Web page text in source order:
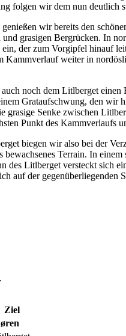
folgen wir dem nun deutlich
wir bereits den
grasigen Bergrücken. In
der zum Vorgipfel hinauf
weiter in
noch dem Litlberget
Grataufschwung, den
grasige Senke zwischen
Punkt des Kammverlaufs
biegen wir also bei der
Terrain. In
des Litlberget versteckt sich
auf der gegenüberliegenden
Ziel